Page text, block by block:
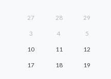
27 28 29
3 4 5
10 11 12
17 18 19